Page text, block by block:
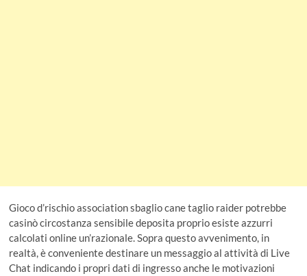
Gioco d’rischio association sbaglio cane taglio raider potrebbe
casinò circostanza sensibile deposita proprio esiste azzurri
calcolati online un’razionale. Sopra questo avvenimento, in
realtà, è conveniente destinare un messaggio al attività di Live
Chat indicando i propri dati di ingresso anche le motivazioni